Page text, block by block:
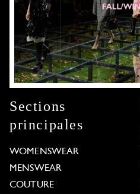
Sections
principales
WOMENSWEAR
MENSWEAR
COUTURE